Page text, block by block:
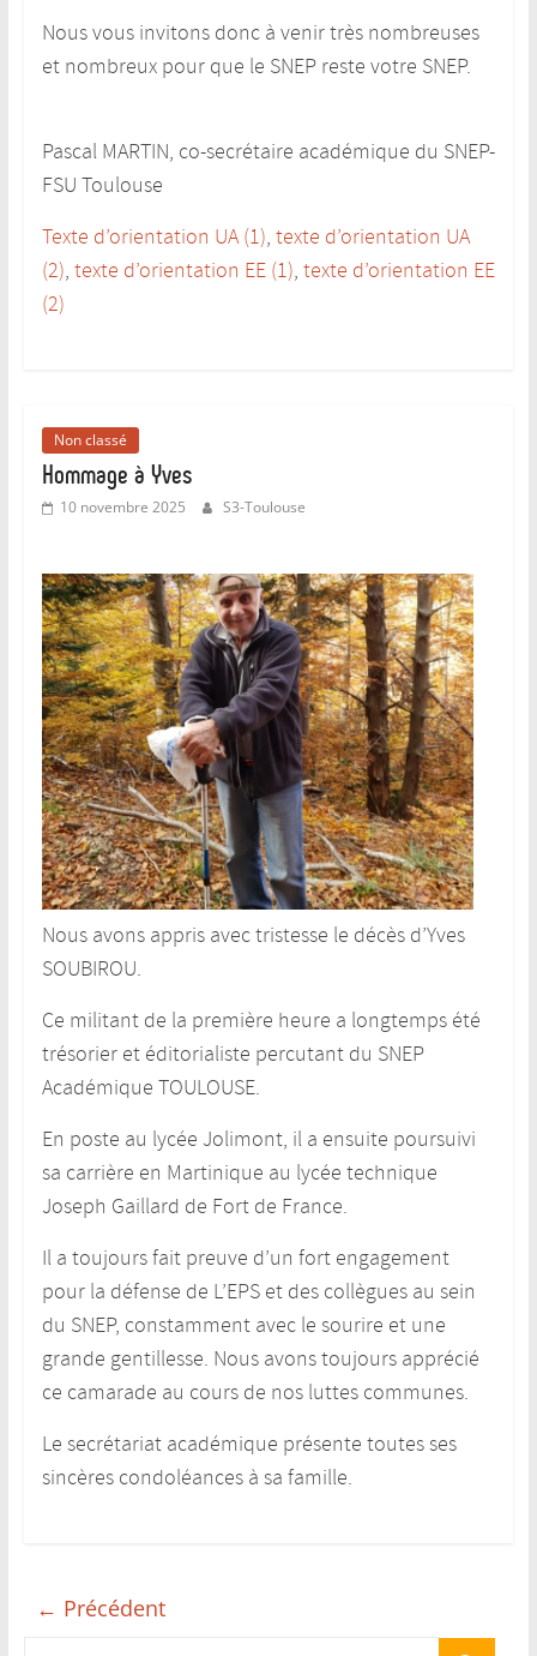
Nous vous invitons donc à venir très nombreuses
et nombreux pour que le SNEP reste votre SNEP.
Pascal MARTIN, co-secrétaire académique du SNEP-
FSU Toulouse
Texte d’orientation UA (1), texte d’orientation UA
(2), texte d’orientation EE (1), texte d’orientation EE
(2)
Non classé
Hommage à Yves
10 novembre 2025 S3-Toulouse
Nous avons appris avec tristesse le décès d’Yves
SOUBIROU.
Ce militant de la première heure a longtemps été
trésorier et éditorialiste percutant du SNEP
Académique TOULOUSE.
En poste au lycée Jolimont, il a ensuite poursuivi
sa carrière en Martinique au lycée technique
Joseph Gaillard de Fort de France.
Il a toujours fait preuve d’un fort engagement
pour la défense de L’EPS et des collègues au sein
du SNEP, constamment avec le sourire et une
grande gentillesse. Nous avons toujours apprécié
ce camarade au cours de nos luttes communes.
Le secrétariat académique présente toutes ses
sincères condoléances à sa famille.
← Précédent